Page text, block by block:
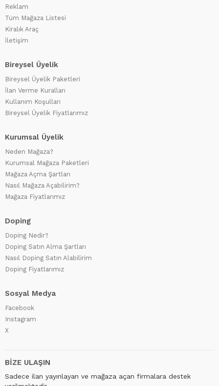
Reklam
Tüm Mağaza Listesi
Kiralık Araç
İletişim
Bireysel Üyelik
Bireysel Üyelik Paketleri
İlan Verme Kuralları
Kullanım Koşulları
Bireysel Üyelik Fiyatlarımız
Kurumsal Üyelik
Neden Mağaza?
Kurumsal Mağaza Paketleri
Mağaza Açma Şartları
Nasıl Mağaza Açabilirim?
Mağaza Fiyatlarımız
Doping
Doping Nedir?
Doping Satın Alma Şartları
Nasıl Doping Satın Alabilirim
Doping Fiyatlarımız
Sosyal Medya
Facebook
Instagram
X
BİZE ULAŞIN
Sadece ilan yayınlayan ve mağaza açan firmalara destek